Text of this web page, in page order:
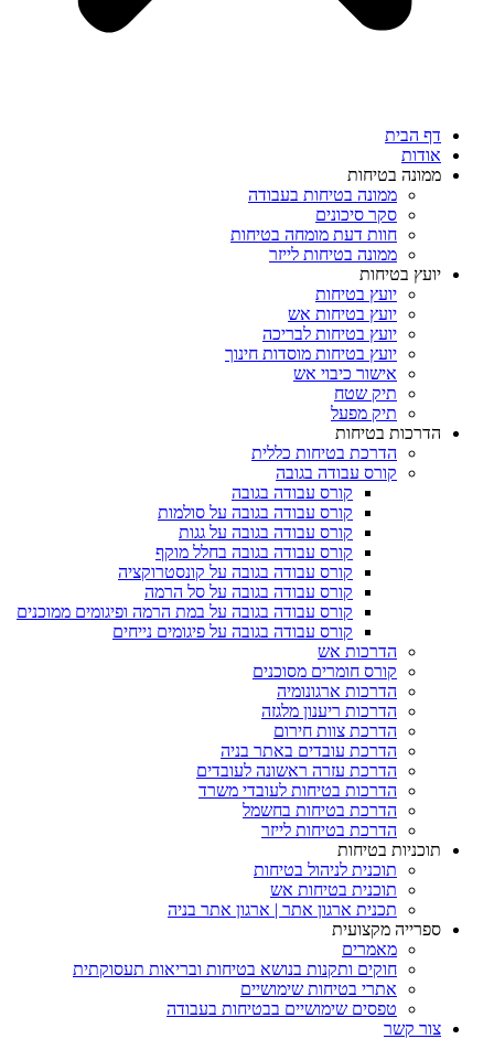
דף הבית
אודות
ממונה בטיחות
ממונה בטיחות בעבודה
סקר סיכונים
חוות דעת מומחה בטיחות
ממונה בטיחות לייזר
יועץ בטיחות
יועץ בטיחות
יועץ בטיחות אש
יועץ בטיחות לבריכה
יועץ בטיחות מוסדות חינוך
אישור כיבוי אש
תיק שטח
תיק מפעל
הדרכות בטיחות
הדרכת בטיחות כללית
קורס עבודה בגובה
קורס עבודה בגובה
קורס עבודה בגובה על סולמות
קורס עבודה בגובה על גגות
קורס עבודה בגובה בחלל מוקף
קורס עבודה בגובה על קונסטרוקציה
קורס עבודה בגובה על סל הרמה
קורס עבודה בגובה על במת הרמה ופיגומים ממוכנים
קורס עבודה בגובה על פיגומים נייחים
הדרכות אש
קורס חומרים מסוכנים
הדרכות ארגונומיה
הדרכות ריענון מלגזה
הדרכת צוות חירום
הדרכת עובדים באתר בניה
הדרכת עזרה ראשונה לעובדים
הדרכות בטיחות לעובדי משרד
הדרכת בטיחות בחשמל
הדרכת בטיחות לייזר
תוכניות בטיחות
תוכנית לניהול בטיחות
תוכנית בטיחות אש
תכנית ארגון אתר | ארגון אתר בניה
ספרייה מקצועית
מאמרים
חוקים ותקנות בנושא בטיחות ובריאות תעסוקתית
אתרי בטיחות שימושיים
טפסים שימושיים בבטיחות בעבודה
צור קשר